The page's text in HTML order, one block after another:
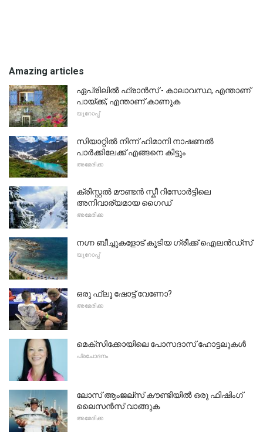
Amazing articles
ഏപ്രിലിൽ ഫ്രാൻസ് - കാലാവസ്ഥ, എന്താണ്
പായ്ക്ക്, എന്താണ് കാണുക
യൂറോപ്പ്
സിയാറ്റിൽ നിന്ന് ഹിമാനി നാഷണൽ
പാർക്കിലേക്ക് എങ്ങനെ കിട്ടും
അമേരിക്ക
ക്രിസ്റ്റൽ മൗണ്ടൻ സ്കീ റിസോർട്ടിലെ
അനിവാര്യമായ ഗൈഡ്
അമേരിക്ക
നഗ്ന ബീച്ചുകളോട് കൂടിയ ഗ്രീക്ക് ഐലൻഡ്സ്
യൂറോപ്പ്
ഒരു ഫ്ലൂ ഷോട്ട് വേണോ?
അമേരിക്ക
മെക്സിക്കോയിലെ പോസദാസ് ഹോട്ടലുകൾ
പ്രചോദനം
ലോസ് ആംജല്സ് കൗണ്ടിയിൽ ഒരു ഫിഷിംഗ്
ലൈസൻസ് വാങ്ങുക
അമേരിക്ക